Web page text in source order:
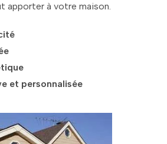
apporter à votre maison.
et personnalisée